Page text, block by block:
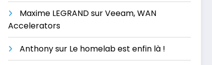
Maxime LEGRANDsurVeeam, WAN
Accelerators
Anthonysur Le homelab est enfin là !